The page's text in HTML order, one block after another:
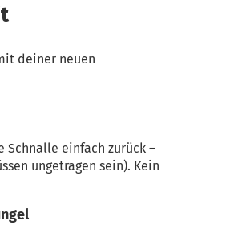
deiner neuen
Schnalle einfach zurück –
ungetragen sein). Kein